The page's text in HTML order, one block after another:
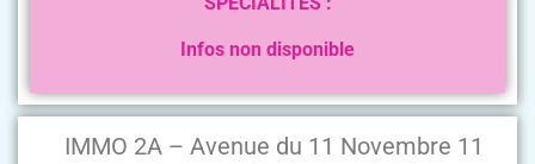
IMMO 2A – Avenue du 11 Novembre 11
Infos non disponible